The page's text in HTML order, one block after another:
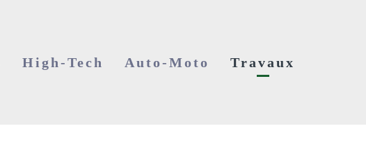
High-Tech Auto-Moto Travaux